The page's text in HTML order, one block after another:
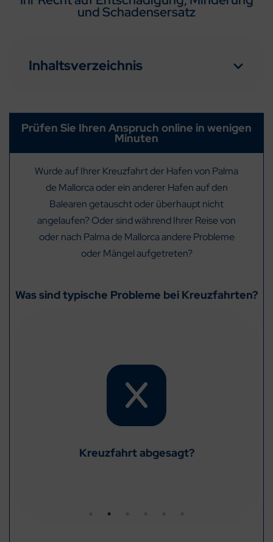
und Schadensersatz
Inhaltsverzeichnis
Prüfen Sie Ihren Anspruch online in wenigen
Minuten
Wurde auf Ihrer Kreuzfahrt der Hafen von Palma
de Mallorca oder ein anderer Hafen auf den
Balearen getauscht oder überhaupt nicht
angelaufen? Oder sind während Ihrer Reise von
oder nach Palma de Mallorca andere Probleme
oder Mängel aufgetreten?
Was sind typische Probleme bei Kreuzfahrten?
Hafen getauscht?
einen anderen Hafen getauscht?